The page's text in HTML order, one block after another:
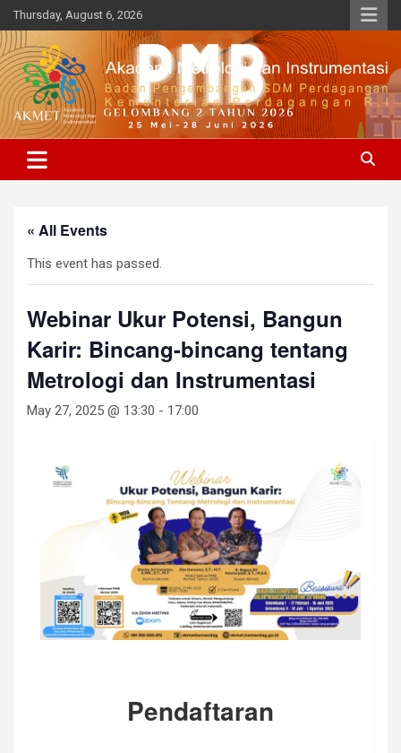
Skip
to
content
Thursday, August 6, 2026
Akademi Metrologi dan
Instrumenasi
BPSDMP, Kementerian Perdagangan R.I
« All Events
This event has passed.
Webinar Ukur Potensi, Bangun
Karir: Bincang-bincang tentang
Metrologi dan Instrumentasi
May 27, 2025 @ 13:30 - 17:00
Pendaftaran